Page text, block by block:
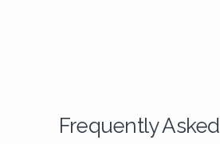
Frequently Asked